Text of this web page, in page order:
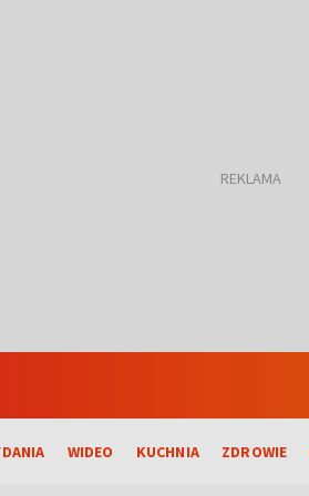
WIDEO KUCHNIA ZDROWIE